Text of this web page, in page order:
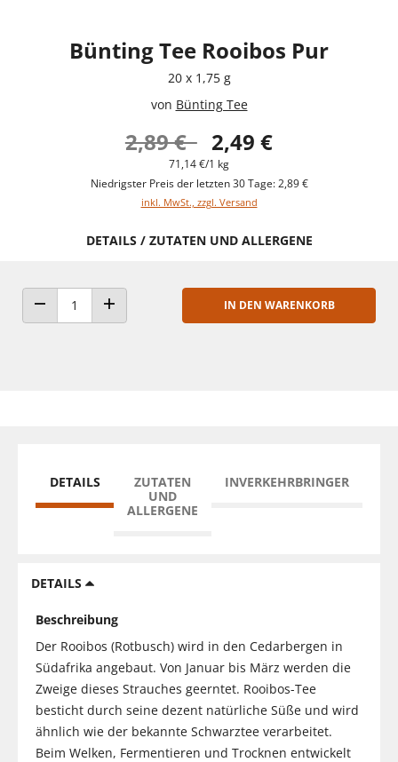
Bünting Tee Rooibos Pur
20 x 1,75 g
von Bünting Tee
2,89 € 2,49 €
71,14 €/1 kg
Niedrigster Preis der letzten 30 Tage: 2,89 €
inkl. MwSt., zzgl. Versand
DETAILS / ZUTATEN UND ALLERGENE
ANZAHL VERRINGERNANZAHL ERHÖHEN
IN DEN WARENKORB
DETAILS
ZUTATEN
UND
ALLERGENE
INVERKEHRBRINGER
DETAILS
Beschreibung
Der Rooibos (Rotbusch) wird in den Cedarbergen in
Südafrika angebaut. Von Januar bis März werden die
Zweige dieses Strauches geerntet. Rooibos-Tee
besticht durch seine dezent natürliche Süße und wird
ähnlich wie der bekannte Schwarztee verarbeitet.
Beim Welken, Fermentieren und Trocknen entwickelt